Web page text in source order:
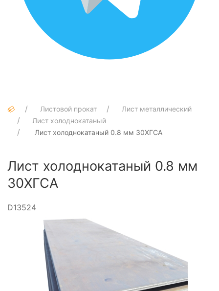
Листовой прокат
Лист металлический
Лист холоднокатаный
Лист холоднокатаный 0.8 мм 30ХГСА
Лист холоднокатаный 0.8 мм
30ХГСА
D13524